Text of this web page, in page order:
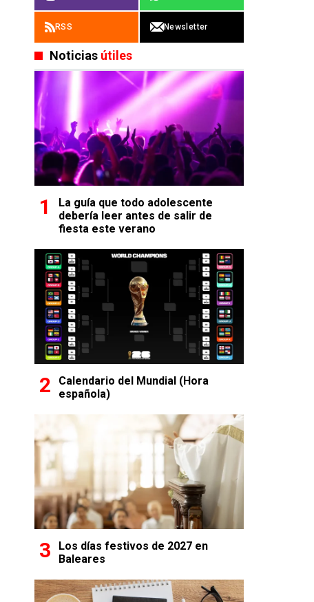
RSS Newsletter
Noticias útiles
La guía que todo adolescente
debería leer antes de salir de
fiesta este verano
Calendario del Mundial (Hora
española)
Los días festivos de 2027 en
Baleares